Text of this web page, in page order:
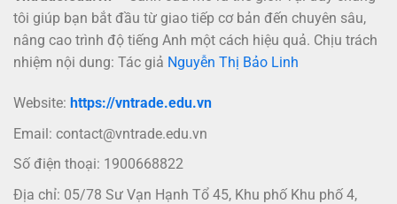
tôi giúp bạn bắt đầu từ giao tiếp cơ bản đến chuyên sâu,
nâng cao trình độ tiếng Anh một cách hiệu quả. Chịu trách
nhiệm nội dung: Tác giả Nguyễn Thị Bảo Linh
Website: https://vntrade.edu.vn
Email: contact@vntrade.edu.vn
Số điện thoại: 1900668822
Địa chỉ: 05/78 Sư Vạn Hạnh Tổ 45, Khu phố Khu phố 4,